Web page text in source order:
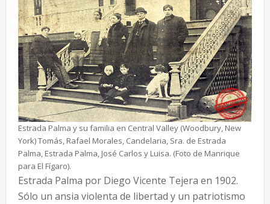
1902
Estrada Palma y su familia en Central Valley (Woodbury, New
York) Tomás, Rafael Morales, Candelaria, Sra. de Estrada
Palma, Estrada Palma, José Carlos y Luisa. (Foto de Manrique
para El Fígaro).
Estrada Palma por Diego Vicente Tejera en 1902.
Sólo un ansia violenta de libertad y un patriotismo